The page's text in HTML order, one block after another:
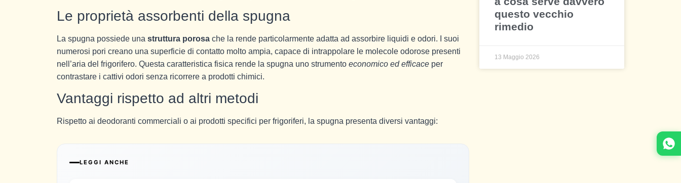
questo vecchio
rimedio
13 Maggio 2026
Le proprietà assorbenti della spugna
La spugna possiede una struttura porosa che la rende particolarmente adatta ad assorbire liquidi e odori. I suoi
numerosi pori creano una superficie di contatto molto ampia, capace di intrappolare le molecole odorose presenti
nell’aria del frigorifero. Questa caratteristica fisica rende la spugna uno strumento economico ed efficace per
contrastare i cattivi odori senza ricorrere a prodotti chimici.
Vantaggi rispetto ad altri metodi
Rispetto ai deodoranti commerciali o ai prodotti specifici per frigoriferi, la spugna presenta diversi vantaggi:
LEGGI ANCHE